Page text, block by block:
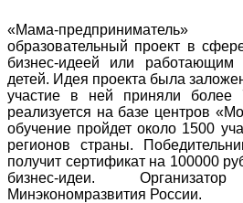
«Мама-
образовательный проект в
бизнес-идеей или
детей. Идея проекта была
участие в ней приняли
реализуется на базе центров
обучение пройдет около 1500
регионов страны.
получит сертификат на 100000
бизнес-идеи.
Минэкономразвития России.